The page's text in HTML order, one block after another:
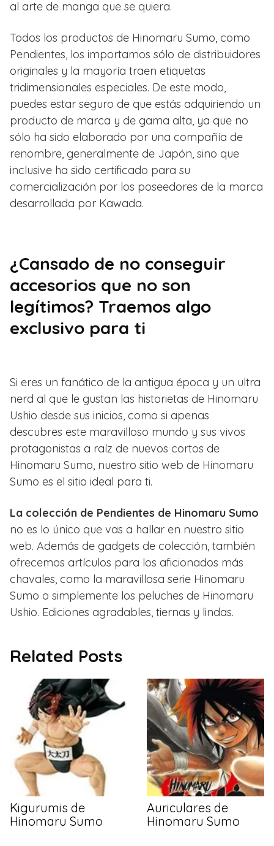
al arte de manga que se quiera.
Todos los productos de Hinomaru Sumo, como
Pendientes, los importamos sólo de distribuidores
originales y la mayoría traen etiquetas
tridimensionales especiales. De este modo,
puedes estar seguro de que estás adquiriendo un
producto de marca y de gama alta, ya que no
sólo ha sido elaborado por una compañía de
renombre, generalmente de Japón, sino que
inclusive ha sido certificado para su
comercialización por los poseedores de la marca
desarrollada por Kawada.
¿Cansado de no conseguir
accesorios que no son
legítimos? Traemos algo
exclusivo para ti
Si eres un fanático de la antigua época y un ultra
nerd al que le gustan las historietas de Hinomaru
Ushio desde sus inicios, como si apenas
descubres este maravilloso mundo y sus vivos
protagonistas a raíz de nuevos cortos de
Hinomaru Sumo, nuestro sitio web de Hinomaru
Sumo es el sitio ideal para ti.
La colección de Pendientes de Hinomaru Sumo
no es lo único que vas a hallar en nuestro sitio
web. Además de gadgets de colección, también
ofrecemos artículos para los aficionados más
chavales, como la maravillosa serie Hinomaru
Sumo o simplemente los peluches de Hinomaru
Ushio. Ediciones agradables, tiernas y lindas.
Related Posts
Kigurumis de
Hinomaru Sumo
Auriculares de
Hinomaru Sumo